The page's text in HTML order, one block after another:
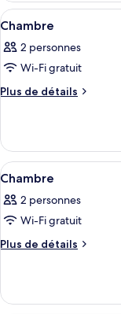
Afficher
toutes
les
photos
pour
de
chambre :
Chambre
4
Chambre
2 personnes
Wi-Fi gratuit
Plus de détails
Plus
Chambre
Afficher
toutes
les
photos
pour
de
4
Chambre
2 personnes
Wi-Fi gratuit
Plus de détails
Plus
Chambre